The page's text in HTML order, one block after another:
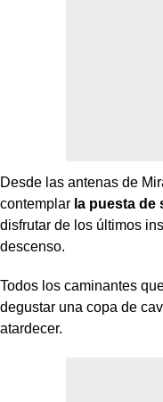
Desde las antenas de
contemplar la puesta de
disfrutar de los últimos
descenso.
Todos los caminantes
degustar una copa de
atardecer.